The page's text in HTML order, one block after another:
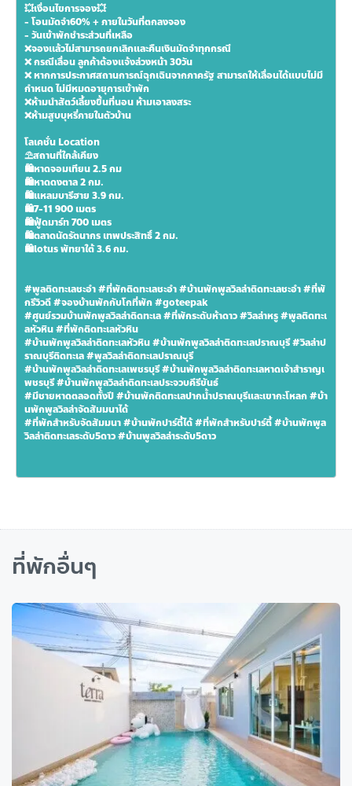
💥เงื่อนไขการจอง💥
- โอนมัดจำ60% + ภายในวันที่ตกลงจอง
- วันเข้าพักชำระส่วนที่เหลือ
❌จองเเล้วไม่สามารถยกเลิกและคืนเงินมัดจำทุกกรณี
❌ กรณีเลื่อน ลูกค้าต้องแจ้งล่วงหน้า 30วัน
❌ หากการประกาศสถานการณ์ฉุกเฉินจากภาครัฐ สามารถให้เลื่อนได้แบบไม่มี
กำหนด ไม่มีหมดอายุการเข้าพัก
❌ห้ามนำสัตว์เลี้ยงขึ้นที่นอน ห้ามเอาลงสระ
❌ห้ามสูบบุหรี่ภายในตัวบ้าน
โลเคชั่น Location
⛱สถานที่ใกล้เคียง
🛍หาดจอมเทียน 2.5 กม
🛍หาดดงตาล 2 กม.
🛍แหลมบารีฮาย 3.9 กม.
🛍7-11 900 เมตร
🛍ฟู้ดมาร์ท 700 เมตร
🛍ตลาดนัดรัตนากร เทพประสิทธิ์ 2 กม.
🛍lotus พัทยาใต้ 3.6 กม.
#พูลติดทะเลชะอำ #ที่พักติดทะเลชะอำ #บ้านพักพูลวิลล่าติดทะเลชะอำ #ที่พั
กรีวิวดี #จองบ้านพักกับโกที่พัก #goteepak
#ศูนย์รวมบ้านพักพูลวิลล่าติดทะเล #ที่พักระดับห้าดาว #วิลล่าหรู #พูลติดทะเ
ลหัวหิน #ที่พักติดทะเลหัวหิน
#บ้านพักพูลวิลล่าติดทะเลหัวหิน #บ้านพักพูลวิลล่าติดทะเลปราณบุรี #วิลล่าป
ราณบุรีติดทะเล #พูลวิลล่าติดทะเลปราณบุรี
#บ้านพักพูลวิลล่าติดทะเลเพชรบุรี #บ้านพักพูลวิลล่าติดทะเลหาดเจ้าสำราญเ
พชรบุรี #บ้านพักพูลวิลล่าติดทะเลประจวบคีรีขันธ์
#มีชายหาดตลอดทั้งปี #บ้านพักติดทะเลปากน้ำปราณบุรีและเขากะโหลก #บ้า
นพักพูลวิลล่าจัดสัมมนาได้
#ที่พักสำหรับจัดสัมมนา #บ้านพักปาร์ตี้ได้ #ที่พักสำหรับปาร์ตี้ #บ้านพักพูล
วิลล่าติดทะเลระดับ5ดาว #บ้านพูลวิลล่าระดับ5ดาว
ที่พักอื่นๆ